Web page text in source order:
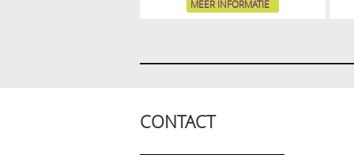
MEER INFORMATIE
CONTACT